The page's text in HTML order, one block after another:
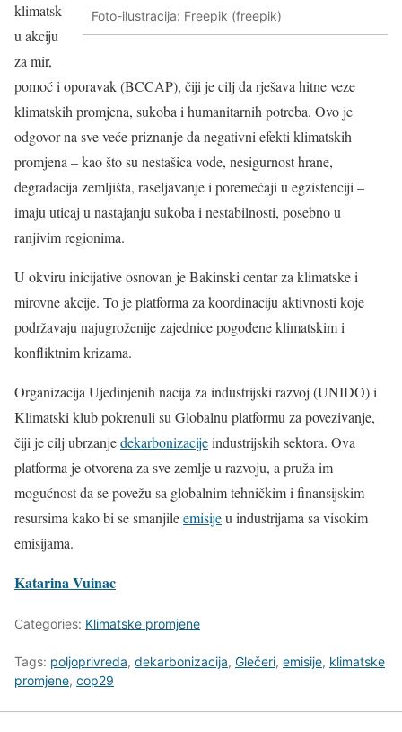
Foto-ilustracija: Freepik (freepik)
klimatsk
u akciju
za mir,
pomoć i oporavak (BCCAP), čiji je cilj da rješava hitne veze
klimatskih promjena, sukoba i humanitarnih potreba. Ovo je
odgovor na sve veće priznanje da negativni efekti klimatskih
promjena – kao što su nestašica vode, nesigurnost hrane,
degradacija zemljišta, raseljavanje i poremećaji u egzistenciji –
imaju uticaj u nastajanju sukoba i nestabilnosti, posebno u
ranjivim regionima.
U okviru inicijative osnovan je Bakinski centar za klimatske i
mirovne akcije. To je platforma za koordinaciju aktivnosti koje
podržavaju najugroženije zajednice pogođene klimatskim i
konfliktnim krizama.
Organizacija Ujedinjenih nacija za industrijski razvoj (UNIDO) i
Klimatski klub pokrenuli su Globalnu platformu za povezivanje,
čiji je cilj ubrzanjedekarbonizacijeindustrijskih sektora. Ova
platforma je otvorena za sve zemlje u razvoju, a pruža im
mogućnost da se povežu sa globalnim tehničkim i finansijskim
resursima kako bi se smanjileemisijeu industrijama sa visokim
emisijama.
Katarina Vuinac
Categories: Klimatske promjene
Tags: poljoprivreda, dekarbonizacija, Glečeri, emisije, klimatske
promjene, cop29